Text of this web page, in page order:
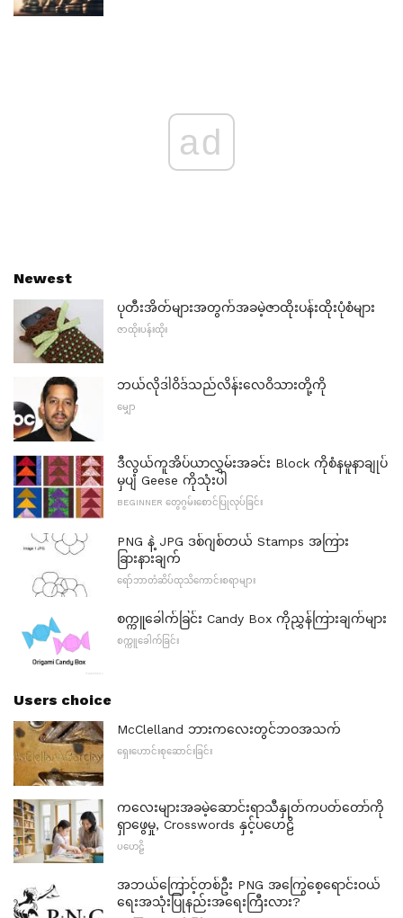
ad
Newest
ပုတီးအိတ်များအတွက်အခမဲ့ဇာထိုးပန်းထိုးပုံစံများ
ဇာထိုးပန်းထိုး
ဘယ်လိုဒါဝိဒ်သည်လိန်းလေဝိသားတို့ကို
မျှော
ဒီလွယ်ကူအိပ်ယာလွှမ်းအခင်း Block ကိုစံနမူနာချုပ်
မှပျံ Geese ကိုသုံးပါ
BEGINNER တွေဂွမ်းစောင်ပြုလုပ်ခြင်း
PNG နဲ့ JPG ဒစ်ဂျစ်တယ် Stamps အကြား
ခြားနားချက်
ရော်ဘာတံဆိပ်ထုသိကောင်းစရာများ
စက္ကူခေါက်ခြင်း Candy Box ကိုညွှန်ကြားချက်များ
စက္ကူခေါက်ခြင်း
Users choice
McClelland ဘားကလေးတွင်ဘဝအသက်
ရှေးဟောင်းစုဆောင်းခြင်း
ကလေးများအခမဲ့ဆောင်းရာသီနှုတ်ကပတ်တော်ကို
ရှာဖွေမှု, Crosswords နှင့်ပဟေဠိ
ပဟေဠိ
အဘယ်ကြောင့်တစ်ဦး PNG အကြွေစေ့ရောင်းဝယ်
ရေးအသုံးပြုနည်းအရေးကြီးလား?